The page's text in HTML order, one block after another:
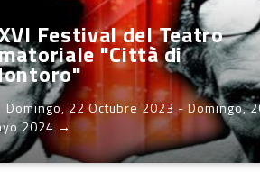
Festival del Teatro
"Città di
Domingo, 22 Octubre 2023-Domingo,
2024 →